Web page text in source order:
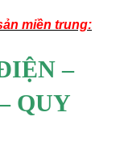
miền trung:
–
QUY